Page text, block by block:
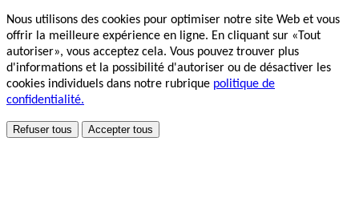
Nous utilisons des cookies pour optimiser notre site Web et vous
offrir la meilleure expérience en ligne. En cliquant sur «Tout
autoriser», vous acceptez cela. Vous pouvez trouver plus
d'informations et la possibilité d'autoriser ou de désactiver les
cookies individuels dans notre rubrique politique de
confidentialité.
Refuser tous Accepter tous